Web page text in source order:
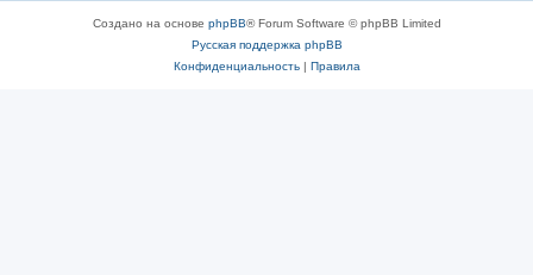
Создано на основе phpBB® Forum Software © phpBB Limited
Русская поддержка phpBB
Конфиденциальность| Правила